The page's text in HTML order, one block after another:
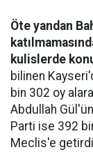
Öte yandan
kulislerde
bilinen
bin 302 oy
Abdullah
Parti ise 392
Meclis'e